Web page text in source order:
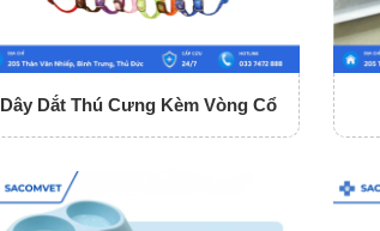
Dây Dắt Thú Cưng Kèm Vòng Cổ